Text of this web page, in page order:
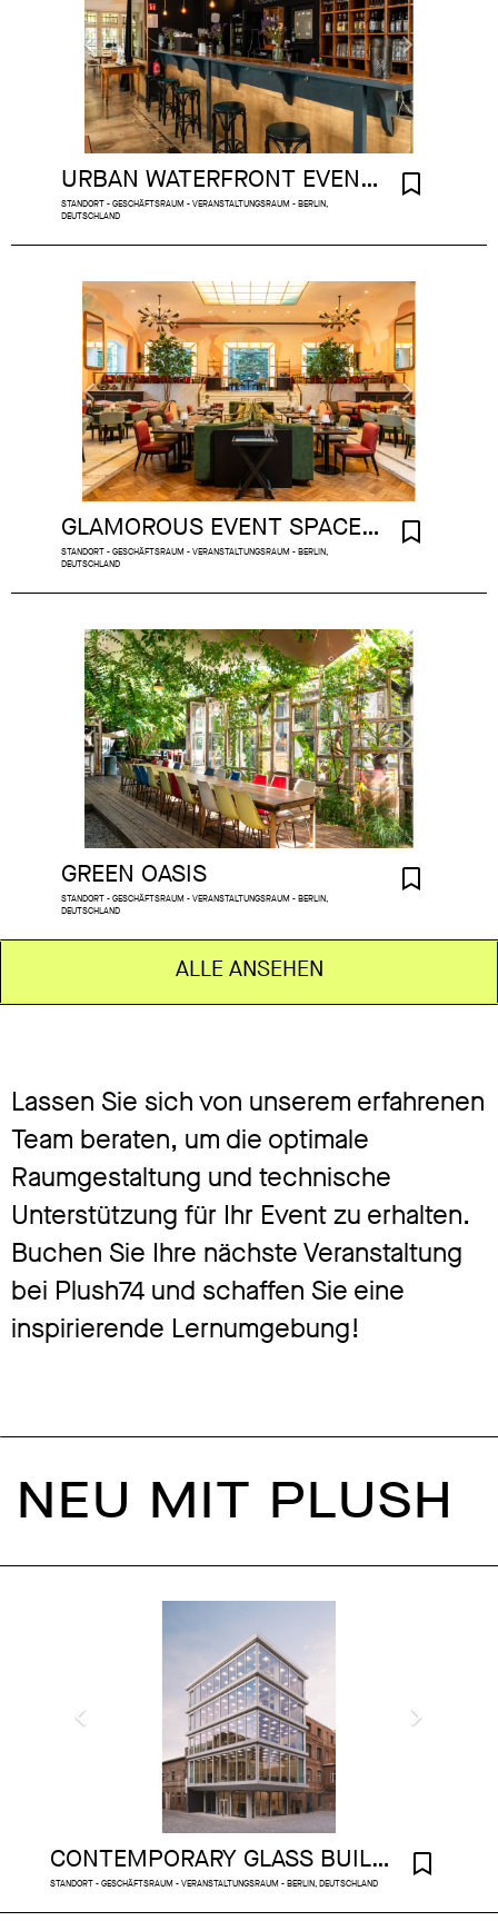
URBAN WATERFRONT EVENT SPACE
STANDORT - GESCHÄFTSRAUM - VERANSTALTUNGSRAUM - BERLIN,
DEUTSCHLAND
GLAMOROUS EVENT SPACE MITTE
STANDORT - GESCHÄFTSRAUM - VERANSTALTUNGSRAUM - BERLIN,
DEUTSCHLAND
GREEN OASIS
STANDORT - GESCHÄFTSRAUM - VERANSTALTUNGSRAUM - BERLIN,
DEUTSCHLAND
ALLE ANSEHEN
Lassen Sie sich von unserem erfahrenen
Team beraten, um die optimale
Raumgestaltung und technische
Unterstützung für Ihr Event zu erhalten.
Buchen Sie Ihre nächste Veranstaltung
bei Plush74 und schaffen Sie eine
inspirierende Lernumgebung!
NEU MIT PLUSH
CONTEMPORARY GLASS BUILDING ON THE SPREE
STANDORT - GESCHÄFTSRAUM - VERANSTALTUNGSRAUM - BERLIN, DEUTSCHLAND